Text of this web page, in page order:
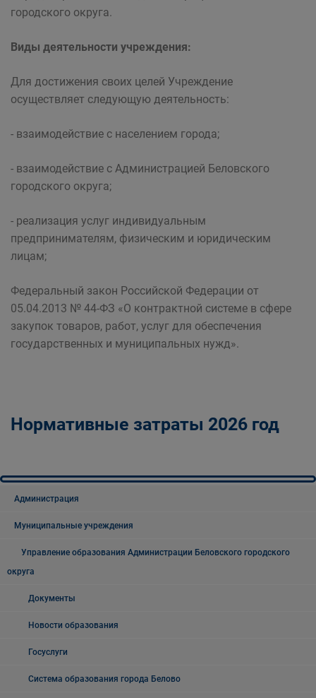
городского округа.
Виды деятельности учреждения:
Для достижения своих целей Учреждение
осуществляет следующую деятельность:
- взаимодействие с населением города;
- взаимодействие с Администрацией Беловского
городского округа;
- реализация услуг индивидуальным
предпринимателям, физическим и юридическим
лицам;
Федеральный закон Российской Федерации от
05.04.2013 № 44-ФЗ «О контрактной системе в сфере
закупок товаров, работ, услуг для обеспечения
государственных и муниципальных нужд».
Нормативные затраты 2026 год
Администрация
Муниципальные учреждения
Управление образования Администрации Беловского городского
округа
Документы
Новости образования
Госуслуги
Система образования города Белово